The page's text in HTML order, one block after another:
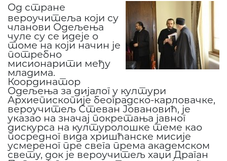
Од стране
вероучитеља који су
чланови Одељења
чуле су се идеје о
томе на који начин је
потребно
мисионарити међу
младима.
Координатор
Одељења за дијалог у култури
Архиепископије београдско-карловачке,
вероучитељ Стеван Јовановић, је
указао на значај покретања јавног
дискурса на културолошке теме као
посредног вида хришћанске мисије
усмереног пре свега према академском
свету, док је вероучитељ хаџи Драган